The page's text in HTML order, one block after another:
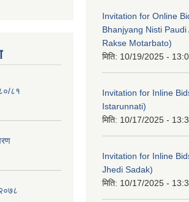
८१
Invitation for Online
Bhanjyang Nisti Paudi
Rakse Motarbato)
मिति: 10/19/2025 -
Invitation for Inline
Istarunnati)
मिति: 10/17/2025 -
Invitation for Inline
Jhedi Sadak)
मिति: 10/17/2025 -